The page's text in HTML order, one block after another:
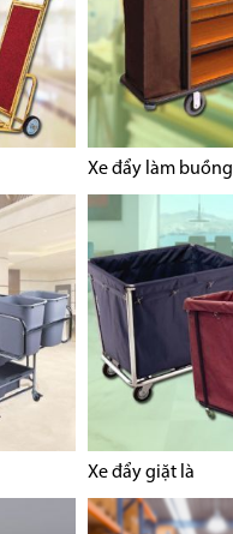
Xe đẩy làm buồng
Xe đẩy giặt là